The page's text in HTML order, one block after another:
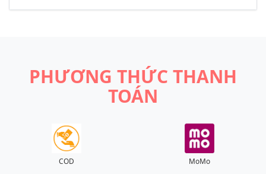
PHƯƠNG THỨC THANH
TOÁN
COD MoMo